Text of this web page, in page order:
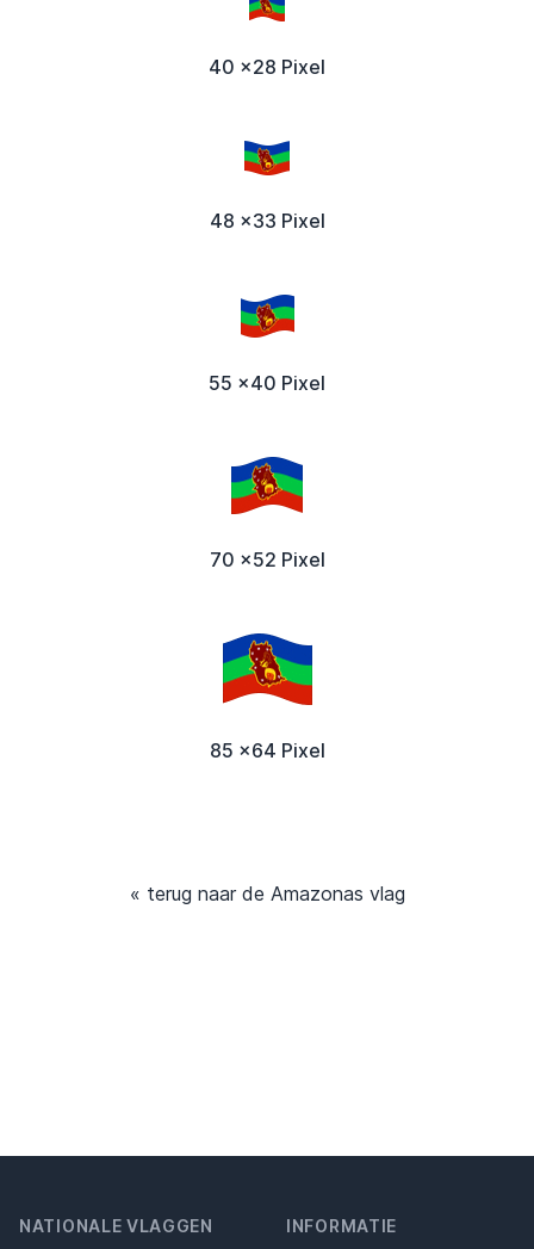
40 x28 Pixel
48 x33 Pixel
55 x40 Pixel
70 x52 Pixel
85 x64 Pixel
« terug naar de Amazonas vlag
NATIONALE VLAGGEN INFORMATIE